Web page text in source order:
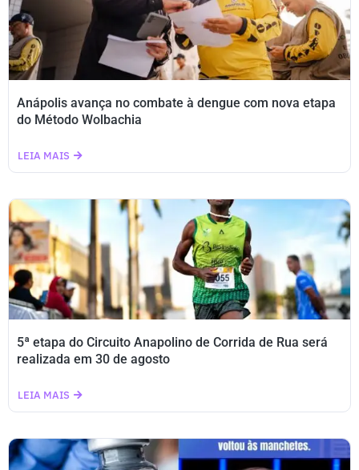
Anápolis avança no combate à dengue com nova etapa
do Método Wolbachia
LEIA MAIS
5ª etapa do Circuito Anapolino de Corrida de Rua será
realizada em 30 de agosto
LEIA MAIS